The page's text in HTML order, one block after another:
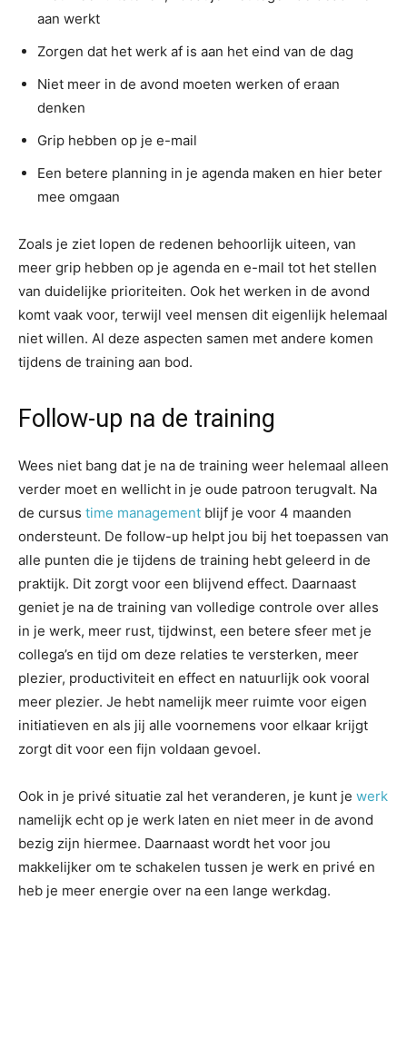
aan werkt
Zorgen dat het werk af is aan het eind van de dag
Niet meer in de avond moeten werken of eraan
denken
Grip hebben op je e-mail
Een betere planning in je agenda maken en hier beter
mee omgaan
Zoals je ziet lopen de redenen behoorlijk uiteen, van
meer grip hebben op je agenda en e-mail tot het stellen
van duidelijke prioriteiten. Ook het werken in de avond
komt vaak voor, terwijl veel mensen dit eigenlijk helemaal
niet willen. Al deze aspecten samen met andere komen
tijdens de training aan bod.
Follow-up na de training
Wees niet bang dat je na de training weer helemaal alleen
verder moet en wellicht in je oude patroon terugvalt. Na
de cursus time management blijf je voor 4 maanden
ondersteunt. De follow-up helpt jou bij het toepassen van
alle punten die je tijdens de training hebt geleerd in de
praktijk. Dit zorgt voor een blijvend effect. Daarnaast
geniet je na de training van volledige controle over alles
in je werk, meer rust, tijdwinst, een betere sfeer met je
collega’s en tijd om deze relaties te versterken, meer
plezier, productiviteit en effect en natuurlijk ook vooral
meer plezier. Je hebt namelijk meer ruimte voor eigen
initiatieven en als jij alle voornemens voor elkaar krijgt
zorgt dit voor een fijn voldaan gevoel.
Ook in je privé situatie zal het veranderen, je kunt je werk
namelijk echt op je werk laten en niet meer in de avond
bezig zijn hiermee. Daarnaast wordt het voor jou
makkelijker om te schakelen tussen je werk en privé en
heb je meer energie over na een lange werkdag.